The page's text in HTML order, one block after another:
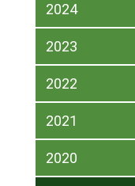
2024
2023
2022
2021
2020